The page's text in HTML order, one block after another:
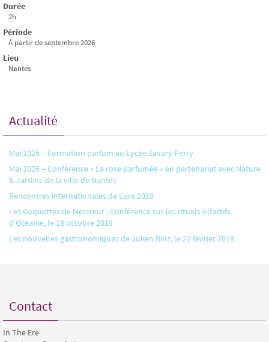
Durée
2h
Période
À partir de septembre 2026
Lieu
Nantes
Actualité
Mai 2026 – Formation parfum au Lycée Savary-Ferry
Mai 2026 – Conférence « La rose parfumée » en partenariat avec Nature
& Jardins de la ville de Nantes
Rencontres internationales de Lure 2018
Les Coquettes de Mercœur : Conférence sur les rituels olfactifs
d’Océanie, le 18 octobre 2018
Les nouvelles gastronomiques de Julien Binz, le 22 février 2018
Contact
In The Ere